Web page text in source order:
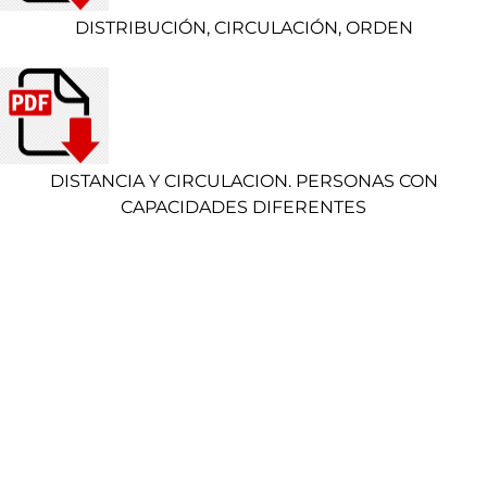
DISTRIBUCIÓN, CIRCULACIÓN, ORDEN
DISTANCIA Y CIRCULACION. PERSONAS CON
CAPACIDADES DIFERENTES